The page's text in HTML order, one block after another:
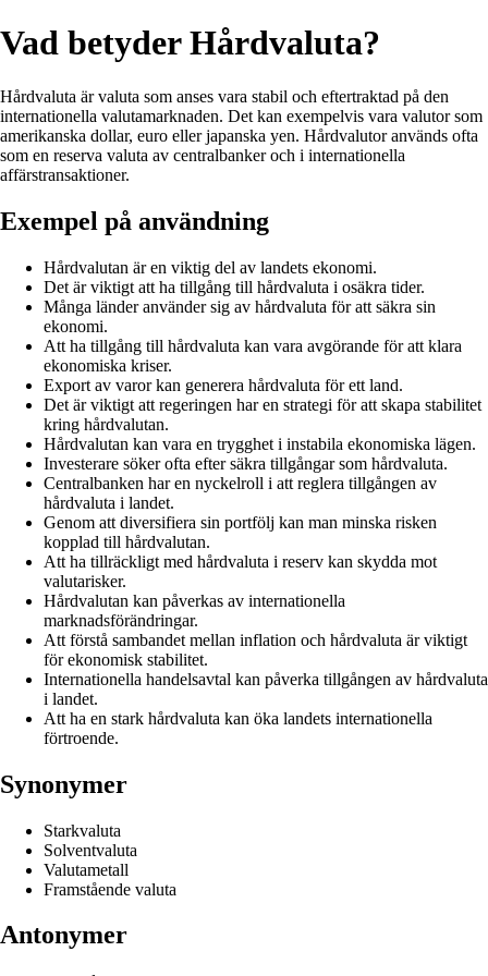
Vad betyder Hårdvaluta?
Hårdvaluta är valuta som anses vara stabil och eftertraktad på den
internationella valutamarknaden. Det kan exempelvis vara valutor som
amerikanska dollar, euro eller japanska yen. Hårdvalutor används ofta
som en reserva valuta av centralbanker och i internationella
affärstransaktioner.
Exempel på användning
Hårdvalutan är en viktig del av landets ekonomi.
Det är viktigt att ha tillgång till hårdvaluta i osäkra tider.
Många länder använder sig av hårdvaluta för att säkra sin
ekonomi.
Att ha tillgång till hårdvaluta kan vara avgörande för att klara
ekonomiska kriser.
Export av varor kan generera hårdvaluta för ett land.
Det är viktigt att regeringen har en strategi för att skapa stabilitet
kring hårdvalutan.
Hårdvalutan kan vara en trygghet i instabila ekonomiska lägen.
Investerare söker ofta efter säkra tillgångar som hårdvaluta.
Centralbanken har en nyckelroll i att reglera tillgången av
hårdvaluta i landet.
Genom att diversifiera sin portfölj kan man minska risken
kopplad till hårdvalutan.
Att ha tillräckligt med hårdvaluta i reserv kan skydda mot
valutarisker.
Hårdvalutan kan påverkas av internationella
marknadsförändringar.
Att förstå sambandet mellan inflation och hårdvaluta är viktigt
för ekonomisk stabilitet.
Internationella handelsavtal kan påverka tillgången av hårdvaluta
i landet.
Att ha en stark hårdvaluta kan öka landets internationella
förtroende.
Synonymer
Starkvaluta
Solventvaluta
Valutametall
Framstående valuta
Antonymer